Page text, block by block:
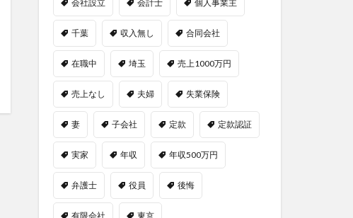
会社設立 会計士 個人事業主
千葉 収入無し 合同会社
在職中 埼玉 売上1000万円
売上なし 夫婦 失業保険
妻 子会社 定款 定款認証
実家 年収 年収500万円
弁護士 役員 後悔
有限会社 東京